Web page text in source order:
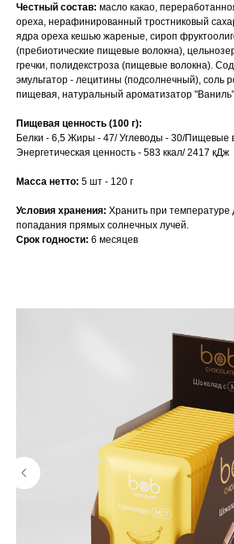
Честный состав: масло какао,
ореха, нерафинированный тростниковый
ядра ореха кешью жареные, сироп
(пребиотические пищевые волокна),
гречки, полидекстроза (пищевые волокна).
эмульгатор - лецитины (подсолнечный), соль
пищевая, натуральный ароматизатор
Пищевая ценность (100 г):
Белки - 6,5 Жиры - 47/ Углеводы - 30/Пищевые
Энергетическая ценность - 583 ккал/ 2417 кДж
Масса нетто: 5 шт - 120 г
Условия хранения: Хранить при температуре
попадания прямых солнечных лучей.
Срок годности: 6 месяцев